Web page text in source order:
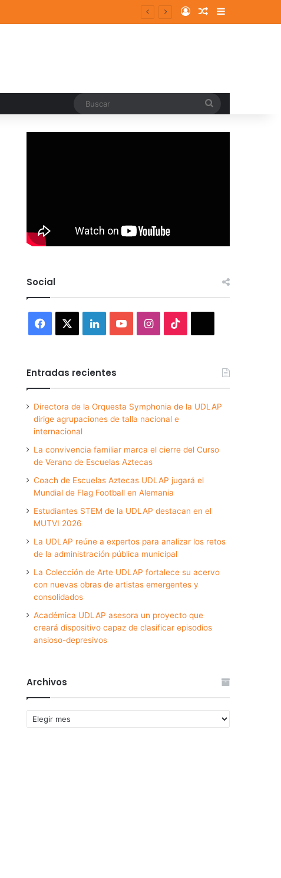
Log InRandom Article
Sidebar
Social
Facebook LinkedInYouTubeInstagram
Entradas recientes
Directora de la Orquesta Symphonia de la UDLAP
dirige agrupaciones de talla nacional e
internacional
La convivencia familiar marca el cierre del Curso
de Verano de Escuelas Aztecas
Coach de Escuelas Aztecas UDLAP jugará el
Mundial de Flag Football en Alemania
Estudiantes STEM de la UDLAP destacan en el
MUTVI 2026
La UDLAP reúne a expertos para analizar los retos
de la administración pública municipal
La Colección de Arte UDLAP fortalece su acervo
con nuevas obras de artistas emergentes y
consolidados
Académica UDLAP asesora un proyecto que
creará dispositivo capaz de clasificar episodios
ansioso-depresivos
Archivos
Archivos